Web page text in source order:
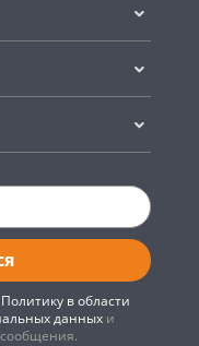
Политику в области
данныхи